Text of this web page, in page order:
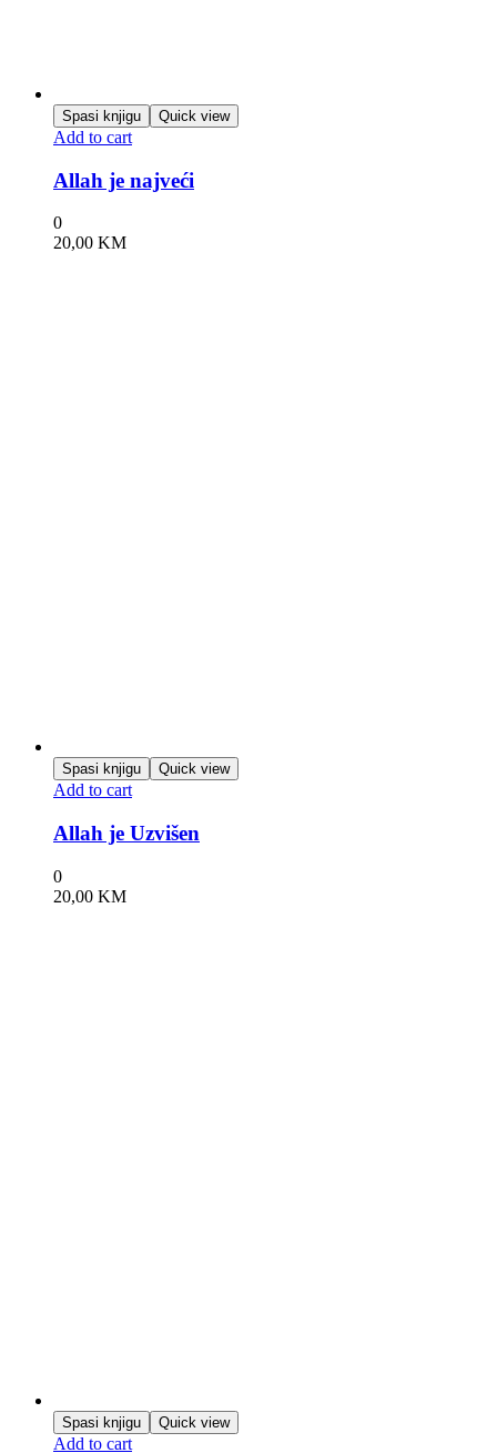
Spasi knjigu Quick view
Add to cart
Allah je najveći
0
20,00 KM
Spasi knjigu Quick view
Add to cart
Allah je Uzvišen
0
20,00 KM
Spasi knjigu Quick view
Add to cart